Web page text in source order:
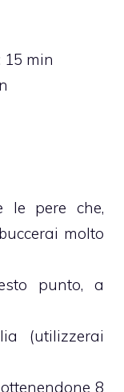
15 min
le pere che,
molto
punto, a
(utilizzerai
8